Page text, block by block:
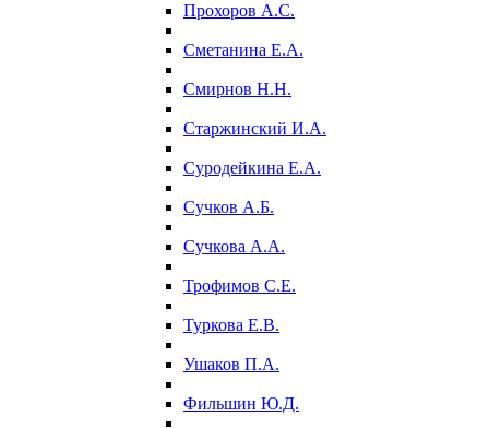
Прохоров А.С.
Сметанина Е.А.
Смирнов Н.Н.
Старжинский И.А.
Суродейкина Е.А.
Сучков А.Б.
Сучкова А.А.
Трофимов С.Е.
Туркова Е.В.
Ушаков П.А.
Фильшин Ю.Д.